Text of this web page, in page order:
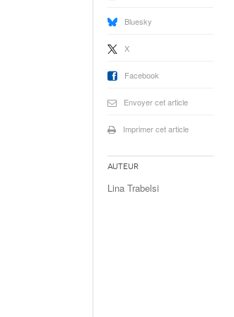
Bluesky
X
Facebook
Envoyer cet article
Imprimer cet article
Auteur
Lina Trabelsi